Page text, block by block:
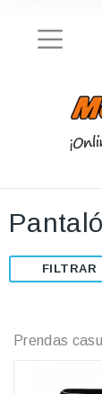
Prendas
FILTRAR